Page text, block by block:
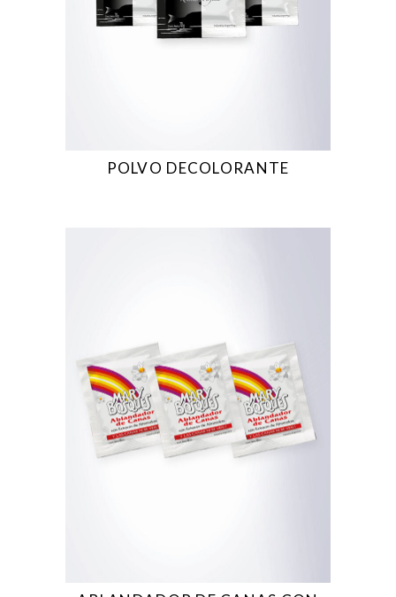
POLVO DECOLORANTE